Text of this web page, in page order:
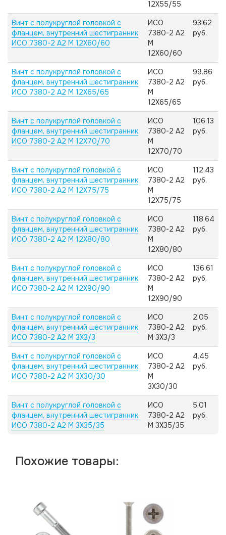
12X55/55
Винт с полукруглой головкой с
фланцем, внутренний шестигранник
ИСО 7380-2 А2 M 12X60/60
ИСО
7380-2 А2
M
12X60/60
93.62
руб.
Винт с полукруглой головкой с
фланцем, внутренний шестигранник
ИСО 7380-2 А2 M 12X65/65
ИСО
7380-2 А2
M
12X65/65
99.86
руб.
Винт с полукруглой головкой с
фланцем, внутренний шестигранник
ИСО 7380-2 А2 M 12X70/70
ИСО
7380-2 А2
M
12X70/70
106.13
руб.
Винт с полукруглой головкой с
фланцем, внутренний шестигранник
ИСО 7380-2 А2 M 12X75/75
ИСО
7380-2 А2
M
12X75/75
112.43
руб.
Винт с полукруглой головкой с
фланцем, внутренний шестигранник
ИСО 7380-2 А2 M 12X80/80
ИСО
7380-2 А2
M
12X80/80
118.64
руб.
Винт с полукруглой головкой с
фланцем, внутренний шестигранник
ИСО 7380-2 А2 M 12X90/90
ИСО
7380-2 А2
M
12X90/90
136.61
руб.
Винт с полукруглой головкой с
фланцем, внутренний шестигранник
ИСО 7380-2 А2 M 3X3/3
ИСО
7380-2 А2
M 3X3/3
2.05
руб.
Винт с полукруглой головкой с
фланцем, внутренний шестигранник
ИСО 7380-2 А2 M 3X30/30
ИСО
7380-2 А2
M
3X30/30
4.45
руб.
Винт с полукруглой головкой с
фланцем, внутренний шестигранник
ИСО 7380-2 А2 M 3X35/35
ИСО
7380-2 А2
M 3X35/35
5.01
руб.
Похожие товары: